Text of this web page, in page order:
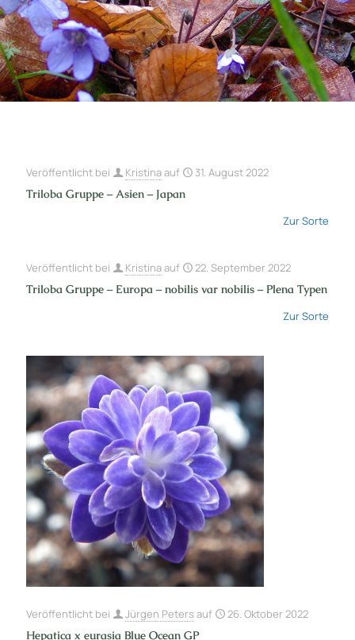
Veröffentlicht bei Kristinaauf
31. August 2022
Triloba Gruppe – Asien – Japan
Zur Sorte
Veröffentlicht bei Kristinaauf
22. September 2022
Triloba Gruppe – Europa – nobilis var nobilis – Plena Typen
Zur Sorte
Veröffentlicht bei Jürgen Peters auf
26. Oktober 2022
Hepatica x eurasia Blue Ocean GP